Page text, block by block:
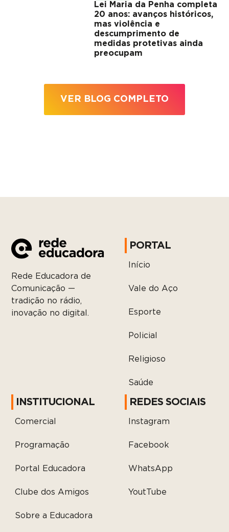
Lei Maria da Penha completa
20 anos: avanços históricos,
mas violência e
descumprimento de
medidas protetivas ainda
preocupam
VER BLOG COMPLETO
Rede Educadora de
Comunicação —
tradição no rádio,
inovação no digital.
PORTAL
Início
Vale do Aço
Esporte
Policial
Religioso
Saúde
INSTITUCIONAL
Comercial
Programação
Portal Educadora
Clube dos Amigos
Sobre a Educadora
REDES SOCIAIS
Instagram
Facebook
WhatsApp
YoutTube